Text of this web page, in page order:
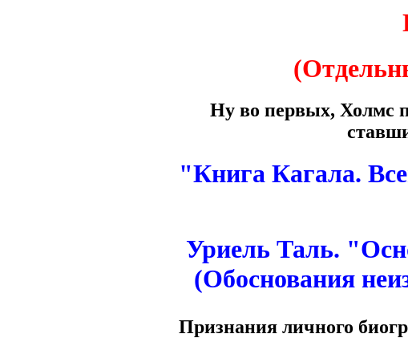
Ну во первых, Холмс
"Книга Кагала.
Уриель Таль.
(Обоснования
Признания личного